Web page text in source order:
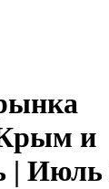
и
| Июль